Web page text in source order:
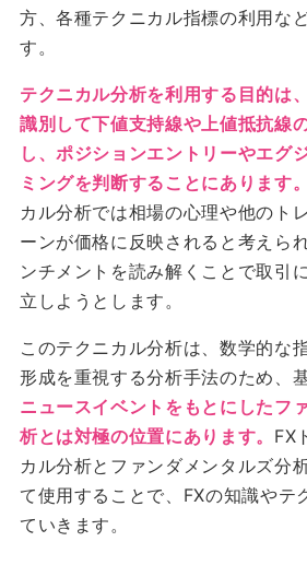
方、各種テクニカル指標の利用な
す。
テクニカル分析を利用する目的は
識別して下値支持線や上値抵抗線
し、ポジションエントリーやエグ
ミングを判断することにあります。
カル分析では相場の心理や他のト
ーンが価格に反映されると考えら
ンチメントを読み解くことで取引
立しようとします。
このテクニカル分析は、数学的な
形成を重視する分析手法のため、
ニュースイベントをもとにしたフ
析とは対極の位置にあります。 FX
カル分析とファンダメンタルズ分
て使用することで、FXの知識やテ
ていきます。